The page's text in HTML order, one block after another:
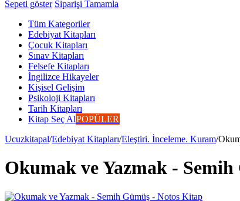
Sepeti göster Siparişi Tamamla
Tüm Kategoriler
Edebiyat Kitapları
Çocuk Kitapları
Sınav Kitapları
Felsefe Kitapları
İngilizce Hikayeler
Kişisel Gelişim
Psikoloji Kitapları
Tarih Kitapları
Kitap Seç AlPOPÜLER
Ucuzkitapal/Edebiyat Kitapları/Eleştiri. İnceleme. Kuram/
Okumak ve Yazmak -